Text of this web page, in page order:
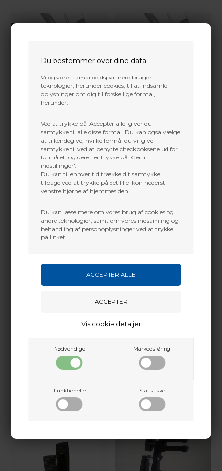
Du bestemmer over dine data
Vi og vores samarbejdspartnere bruger
teknologier, herunder cookies, til at indsamle
oplysninger om dig til forskellige formål,
herunder:
Ved at trykke på 'Accepter alle' giver du
samtykke til alle disse formål. Du kan også vælge
at tilkendegive, hvilke formål du vil give
samtykke til ved at benytte checkboksene ud for
formålet, og derefter trykke på 'Gem
indstillinger'.
Du kan til enhver tid trække dit samtykke
tilbage ved at trykke på det lille ikon nederst i
venstre hjørne af hjemmesiden.
Du kan læse mere om vores brug af cookies og
andre teknologier, samt om vores indsamling og
behandling af personoplysninger ved at trykke
på linket.
Nødvendige Markedsføring
Funktionelle Statistiske
Vis cookie detaljer
Mathews Bowstand Engage
DKK
MATHEWS
MATHEWS BOWSTAND
ENGAGE EXO LIMB LEGS
511,00DKK
ENGAGE LIMB LEGS
282,00 DKK